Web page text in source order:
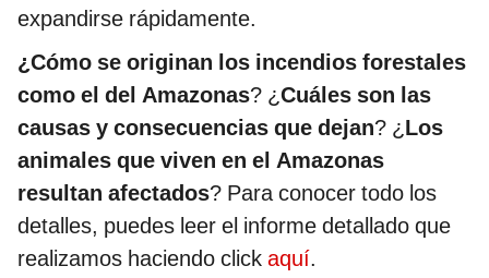
expandirse rápidamente.
¿Cómo se originan los incendios forestales
como el del Amazonas? ¿Cuáles son las
causas y consecuencias que dejan? ¿ Los
animales que viven en el Amazonas
resultan afectados? Para conocer todo los
detalles, puedes leer el informe detallado que
realizamos haciendo click aquí.